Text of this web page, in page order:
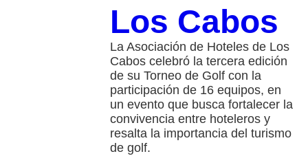
Los Cabos
La Asociación de Hoteles de Los
Cabos celebró la tercera edición
de su Torneo de Golf con la
participación de 16 equipos, en
un evento que busca fortalecer la
convivencia entre hoteleros y
resalta la importancia del turismo
de golf.